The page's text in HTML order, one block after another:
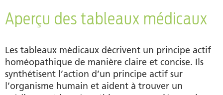
Aperçu des tableaux médicaux
Les tableaux médicaux décrivent un principe actif
homéopathique de manière claire et concise. Ils
synthétisent l’action d’un principe actif sur
l’organisme humain et aident à trouver un